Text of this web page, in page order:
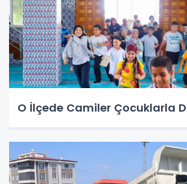
O İlçede Camiler Çocuklarla